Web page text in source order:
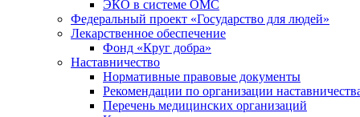
ЭКО в системе ОМС
Федеральный проект «Государство для людей»
Лекарственное обеспечение
Фонд «Круг добра»
Наставничество
Нормативные правовые документы
Рекомендации по организации
Перечень медицинских организаций